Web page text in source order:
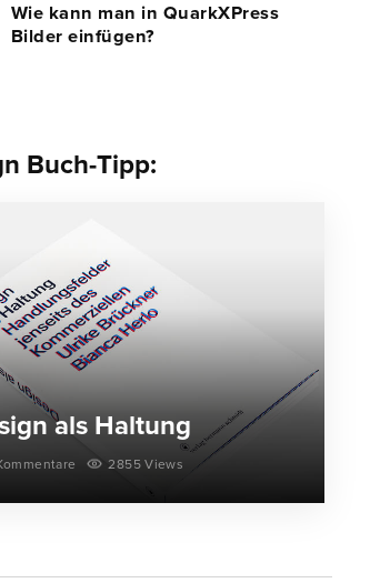
Wie kann man in QuarkXPress
Bilder einfügen?
Buch-Tipp:
als Haltung
2855 Views